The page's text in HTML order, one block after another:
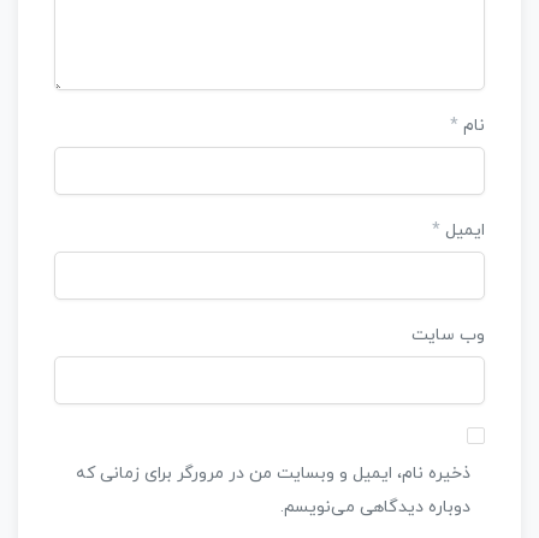
نام *
ایمیل *
وب‌ سایت
ذخیره نام، ایمیل و وبسایت من در مرورگر برای زمانی که
دوباره دیدگاهی می‌نویسم.